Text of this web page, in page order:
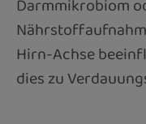
Darmmikrobiom
Hirn-Achse
dies zu